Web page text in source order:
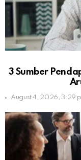
3 Sumber
August 4, 2026, 3:29